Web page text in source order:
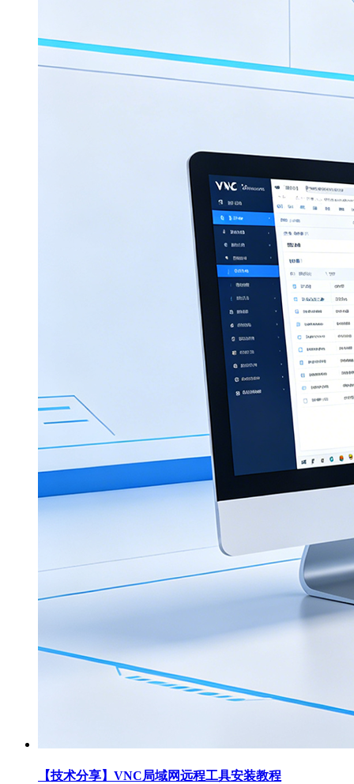
【技术分享】VNC局域网远程工具安装教程